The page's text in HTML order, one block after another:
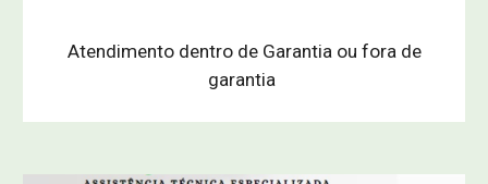
Atendimento dentro de Garantia ou fora de
garantia